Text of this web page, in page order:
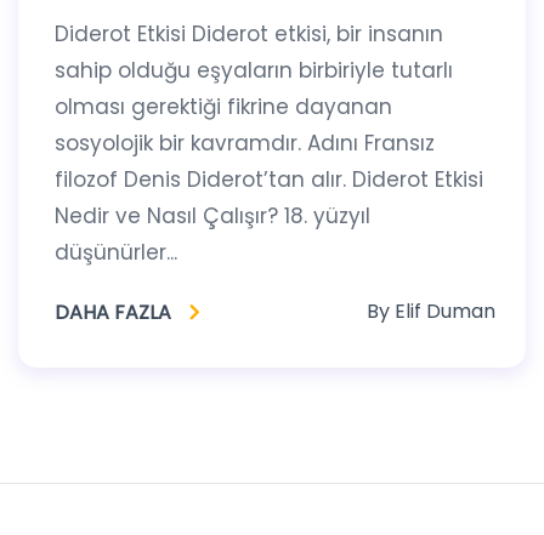
Diderot Etkisi Diderot etkisi, bir insanın
sahip olduğu eşyaların birbiriyle tutarlı
olması gerektiği fikrine dayanan
sosyolojik bir kavramdır. Adını Fransız
filozof Denis Diderot’tan alır. Diderot Etkisi
Nedir ve Nasıl Çalışır? 18. yüzyıl
düşünürler...
DAHA FAZLA By Elif Duman